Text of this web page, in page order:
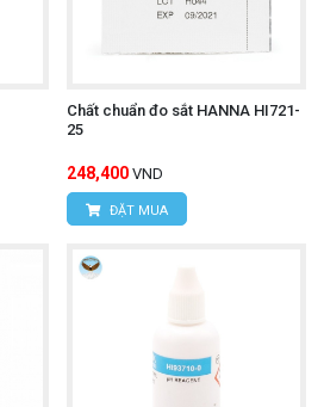
Chất chuẩn đo sắt HANNA HI721-
25
248,400 VND
ĐẶT MUA